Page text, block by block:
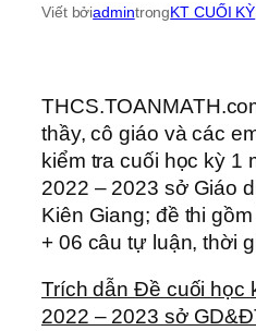
Viết bởiadmintrongKT CUỐI KỲ
thầy, cô giáo và các
kiểm tra cuối học kỳ 1
2022 – 2023 sở Giáo
Kiên Giang; đề thi
+ 06 câu tự luận, thời
Trích dẫn Đề cuối học
2022 – 2023 sở